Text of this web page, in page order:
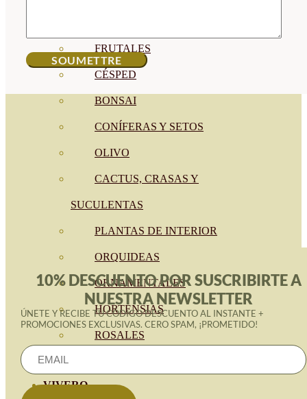
FRUTALES
CÉSPED
BONSAI
CONÍFERAS Y SETOS
OLIVO
CACTUS, CRASAS Y
SUCULENTAS
PLANTAS DE INTERIOR
ORQUIDEAS
ORNAMENTALES
HORTENSIAS
ROSALES
VIVERO
10% DESCUENTO POR SUSCRIBIRTE A
NUESTRA NEWSLETTER
ÚNETE Y RECIBE TU CÓDIGO DESCUENTO AL INSTANTE +
PROMOCIONES EXCLUSIVAS. CERO SPAM, ¡PROMETIDO!